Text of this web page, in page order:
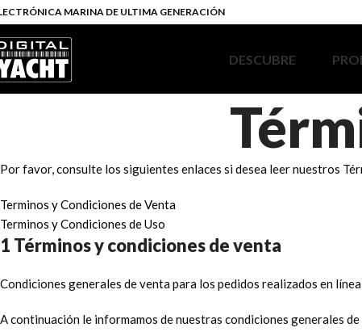
MARINA DE ULTIMA GENERACIÓN
DESCUBRE
Por favor, consulte los siguientes enlaces si desea leer nuestros
Terminos y Condiciones de Venta
Terminos y Condiciones de Uso
1 Términos y condiciones de venta
Condiciones generales de venta para los pedidos realizados en
A continuación le informamos de nuestras condiciones generales